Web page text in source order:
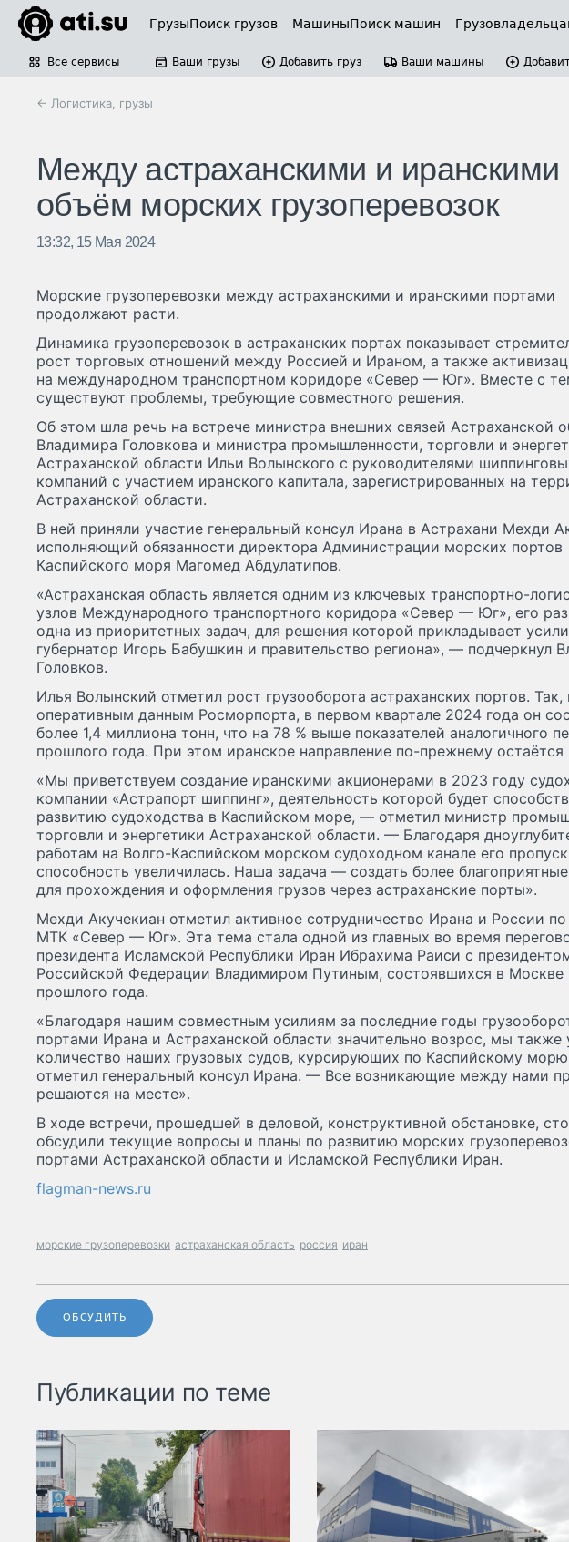
ГрузыПоиск грузов МашиныПоиск машин
Все сервисы Ваши грузы Добавить груз Ваши машины
← Логистика, грузы
Между астраханскими и иранскими
объём морских грузоперевозок
13:32, 15 Мая 2024
Морские грузоперевозки между астраханскими и иранскими портами
продолжают расти.
Динамика грузоперевозок в астраханских портах показывает
рост торговых отношений между Россией и Ираном, а также
на международном транспортном коридоре «Север — Юг». Вместе с
существуют проблемы, требующие совместного решения.
Об этом шла речь на встрече министра внешних связей Астраханской
Владимира Головкова и министра промышленности, торговли и
Астраханской области Ильи Волынского с руководителями
компаний с участием иранского капитала, зарегистрированных на
Астраханской области.
В ней приняли участие генеральный консул Ирана в Астрахани Мехди
исполняющий обязанности директора Администрации морских портов
Каспийского моря Магомед Абдулатипов.
«Астраханская область является одним из ключевых транспортно-
узлов Международного транспортного коридора «Север — Юг», его
одна из приоритетных задач, для решения которой прикладывает
губернатор Игорь Бабушкин и правительство региона», — подчеркнул
Головков.
Илья Волынский отметил рост грузооборота астраханских портов. Так,
оперативным данным Росморпорта, в первом квартале 2024 года он
более 1,4 миллиона тонн, что на 78 % выше показателей аналогичного
прошлого года. При этом иранское направление по-прежнему
«Мы приветствуем создание иранскими акционерами в 2023 году
компании «Астрапорт шиппинг», деятельность которой будет
развитию судоходства в Каспийском море, — отметил министр
торговли и энергетики Астраханской области. — Благодаря
работам на Волго-Каспийском морском судоходном канале его
способность увеличилась. Наша задача — создать более
для прохождения и оформления грузов через астраханские порты».
Мехди Акучекиан отметил активное сотрудничество Ирана и России
МТК «Север — Юг». Эта тема стала одной из главных во время
президента Исламской Республики Иран Ибрахима Раиси с
Российской Федерации Владимиром Путиным, состоявшихся в Москве
прошлого года.
«Благодаря нашим совместным усилиям за последние годы
портами Ирана и Астраханской области значительно возрос, мы также
количество наших грузовых судов, курсирующих по Каспийскому
отметил генеральный консул Ирана. — Все возникающие между нами
решаются на месте».
В ходе встречи, прошедшей в деловой, конструктивной обстановке,
обсудили текущие вопросы и планы по развитию морских
портами Астраханской области и Исламской Республики Иран.
flagman-news.ru
морские грузоперевозки астраханская область россия иран
ОБСУДИТЬ
Публикации по теме